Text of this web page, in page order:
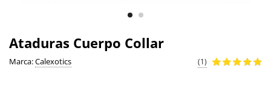
Ataduras Cuerpo Collar
Marca:Calexotics (1)